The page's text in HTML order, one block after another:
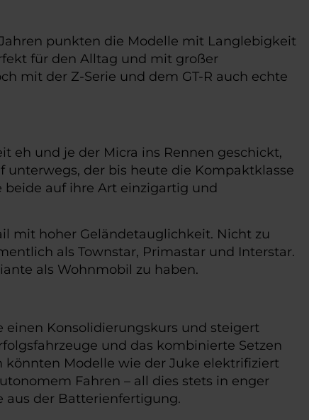
punkten die Modelle mit Langlebigkeit
für den Alltag und mit großer
mit der Z-Serie und dem GT-R auch echte
eh und je der Micra ins Rennen geschickt,
unterwegs, der bis heute die Kompaktklasse
beide auf ihre Art einzigartig und
mit hoher Geländetauglichkeit. Nicht zu
als Townstar, Primastar und Interstar.
als Wohnmobil zu haben.
einen Konsolidierungskurs und steigert
und das kombinierte Setzen
könnten Modelle wie der Juke elektrifiziert
Fahren – all dies stets in enger
aus der Batterienfertigung.